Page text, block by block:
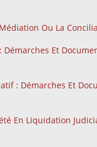
Ou La
Démarches Et
: Démarches Et
En Liquidation